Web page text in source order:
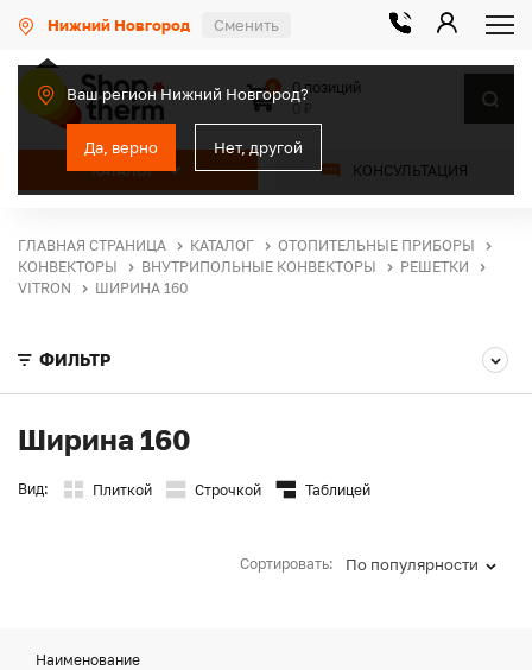
Нижний Новгород Сменить
Ваш регион Нижний Новгород?
Да, верно Нет, другой
КАТАЛОГ КОНСУЛЬТАЦИЯ
0
0 позиций
ГЛАВНАЯ СТРАНИЦА КАТАЛОГ
ОТОПИТЕЛЬНЫЕ ПРИБОРЫ
КОНВЕКТОРЫ
ВНУТРИПОЛЬНЫЕ КОНВЕКТОРЫ
РЕШЕТКИ
VITRON
ШИРИНА 160
ФИЛЬТР
Ширина 160
Вид: Плиткой Строчкой Таблицей
Сортировать: По популярности
Наименование